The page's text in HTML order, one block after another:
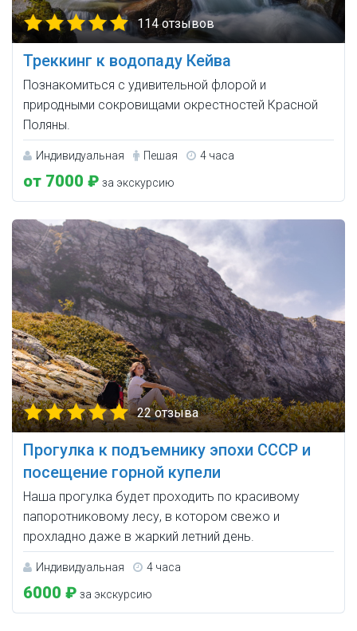
114 отзывов
Треккинг к водопаду Кейва
Познакомиться с удивительной флорой и
природными сокровищами окрестностей Красной
Поляны.
Индивидуальная Пешая 4 часа
от 7000 ₽ за экскурсию
22 отзыва
Прогулка к подъемнику эпохи СССР и
посещение горной купели
Наша прогулка будет проходить по красивому
папоротниковому лесу, в котором свежо и
прохладно даже в жаркий летний день.
Индивидуальная 4 часа
6000 ₽ за экскурсию